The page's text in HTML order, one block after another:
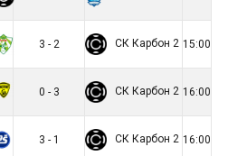
3 - 2 СК Карбон 2 15:00
0 - 3 СК Карбон 2 16:00
3 - 1 СК Карбон 2 16:00